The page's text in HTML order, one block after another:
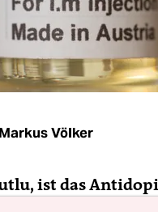
Markus Völker
ist das